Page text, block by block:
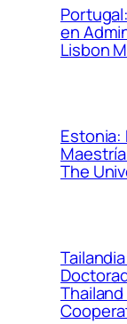
en
Lisbon
Estonia:
The